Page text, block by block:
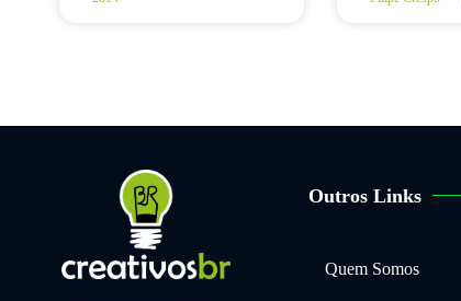
Outros Links
Quem Somos